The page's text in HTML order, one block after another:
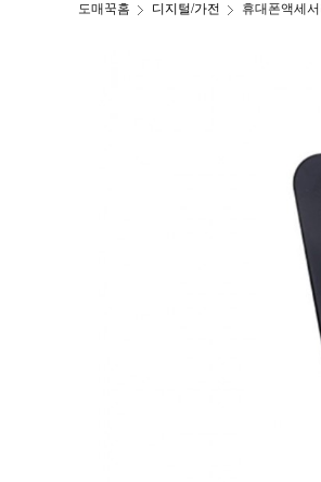
도매꾹홈 디지털/가전 휴대폰액세서